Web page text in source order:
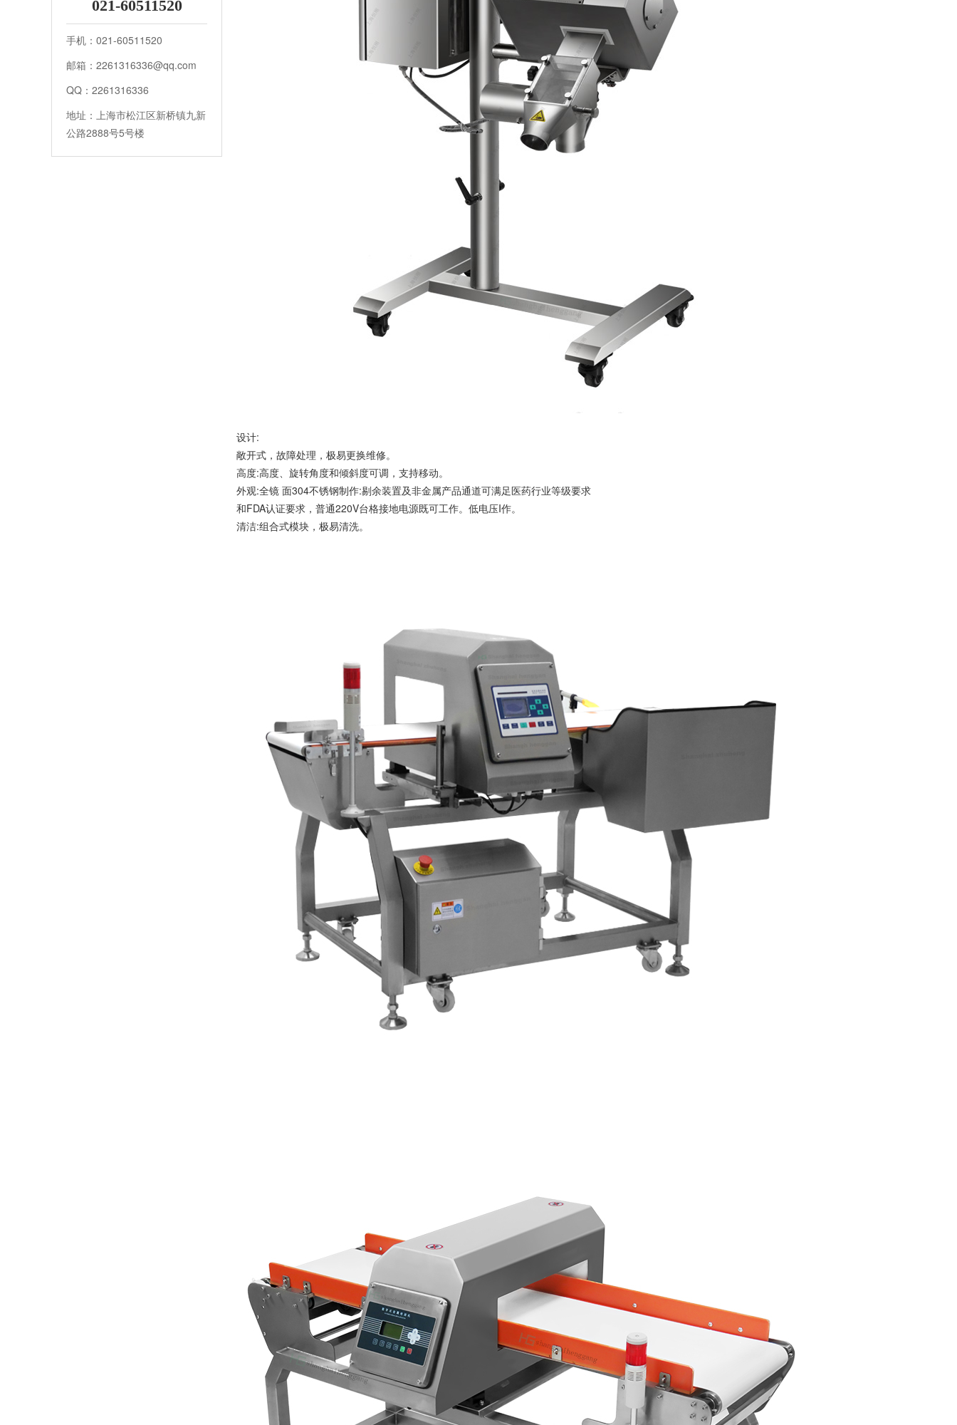
021-60511520
手机：021-60511520
邮箱：2261316336@qq.com
QQ：2261316336
地址：上海市松江区新桥镇九新
公路2888号5号楼
设计:
敞开式，故障处理，极易更换维修。
高度:高度、旋转角度和倾斜度可调，支持移动。
外观:全镜 面304不锈钢制作:剔余装置及非金属产品通道可满足医药行业等级要求
和FDA认证要求，普通220V台格接地电源既可工作。低电压I作。
清洁:组合式模块，极易清洗。